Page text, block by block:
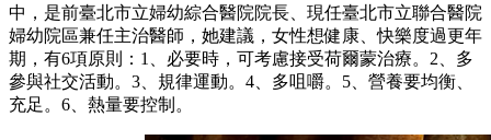
中，是前臺北市立婦幼綜合醫院院長、現任臺北市立聯合醫院
婦幼院區兼任主治醫師，她建議，女性想健康、快樂度過更年
期，有6項原則：1、必要時，可考慮接受荷爾蒙治療。2、多
參與社交活動。3、規律運動。4、多咀嚼。5、營養要均衡、
充足。6、熱量要控制。